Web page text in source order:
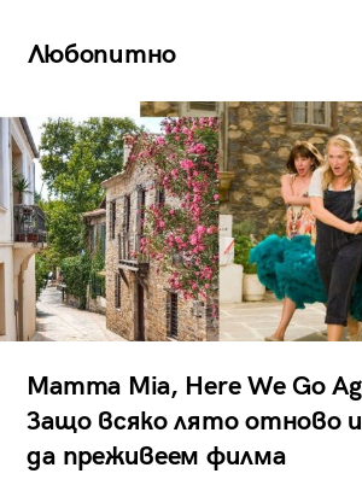
Любопитно
Mamma Mia, Here We Go
Защо всяко лято отново
да преживеем филма